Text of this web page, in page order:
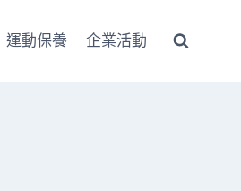
運動保養 企業活動